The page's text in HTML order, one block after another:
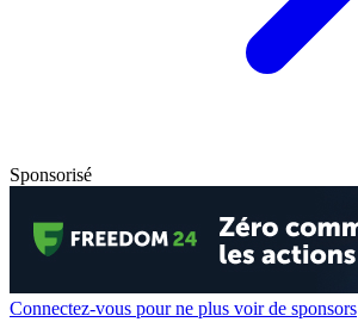
Sponsorisé
Connectez-vous pour ne plus voir de sponsors